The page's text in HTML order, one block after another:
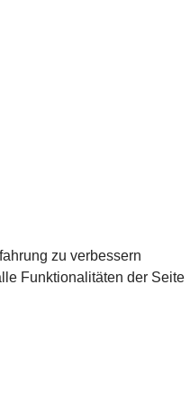
zu verbessern
Funktionalitäten der Seite